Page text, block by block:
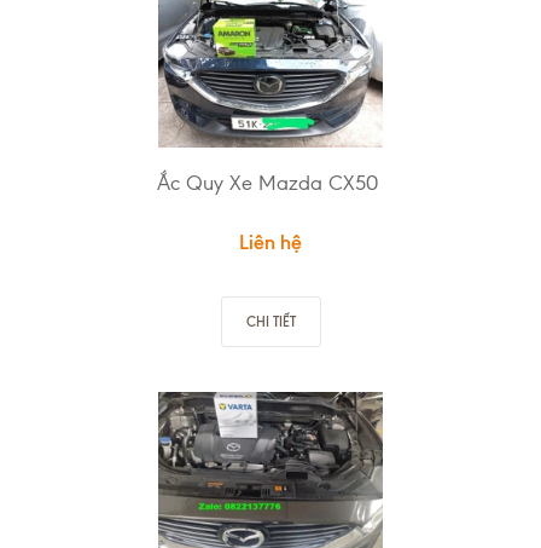
Ắc Quy Xe Mazda CX50
Liên hệ
CHI TIẾT